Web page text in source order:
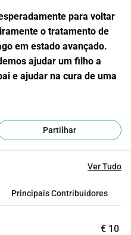
o tratamento de
em estado avançado.
ajudar um filho a
e ajudar na cura de uma
Partilhar
Ver Tudo
Principais Contribuidores
€ 10